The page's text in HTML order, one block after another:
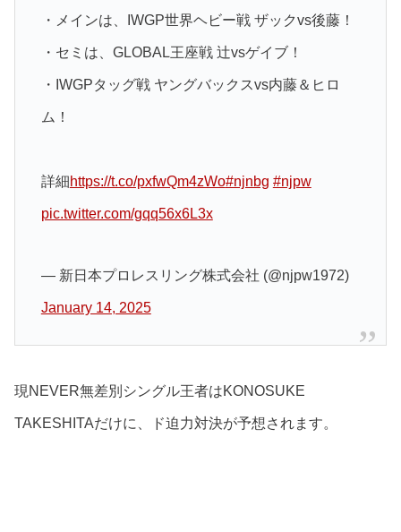
・メインは、IWGP世界ヘビー戦 ザックvs後藤！
・セミは、GLOBAL王座戦 辻vsゲイブ！
・IWGPタッグ戦 ヤングバックスvs内藤＆ヒロ
ム！
詳細https://t.co/pxfwQm4zWo#njnbg #njpw
pic.twitter.com/gqq56x6L3x
— 新日本プロレスリング株式会社 (@njpw1972)
January 14, 2025
現NEVER無差別シングル王者はKONOSUKE
TAKESHITAだけに、ド迫力対決が予想されます。